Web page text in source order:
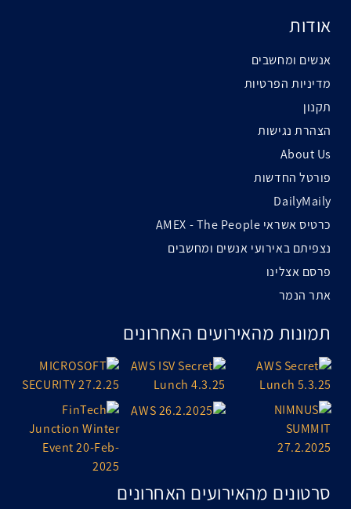
אודות
אנשים ומחשבים
מדיניות הפרטיות
תקנון
הצהרת נגישות
About Us
פורטל החדשות
DailyMaily
כרטיס אשראי AMEX - The People
נצפיתם באירועי אנשים ומחשבים
פרסם אצלינו
אתר הנמר
תמונות מהאירועים האחרונים
סרטונים מהאירועים האחרונים